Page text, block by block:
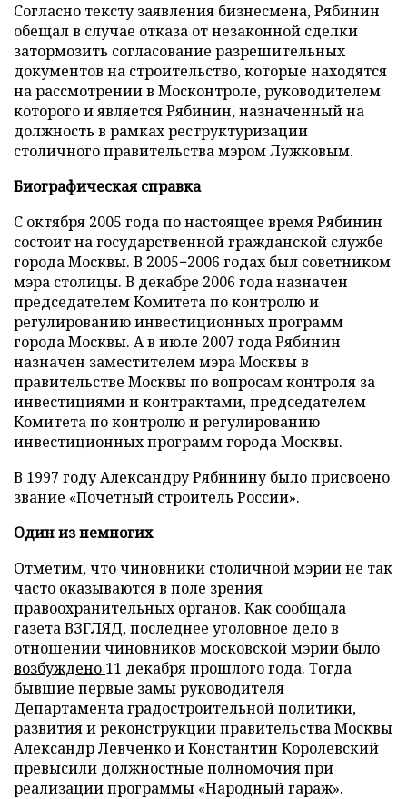
Согласно тексту заявления бизнесмена, Рябинин
обещал в случае отказа от незаконной сделки
затормозить согласование разрешительных
документов на строительство, которые находятся
на рассмотрении в Москонтроле, руководителем
которого и является Рябинин, назначенный на
должность в рамках реструктуризации
столичного правительства мэром Лужковым.
Биографическая справка
С октября 2005 года по настоящее время Рябинин
состоит на государственной гражданской службе
города Москвы. В 2005−2006 годах был советником
мэра столицы. В декабре 2006 года назначен
председателем Комитета по контролю и
регулированию инвестиционных программ
города Москвы. А в июле 2007 года Рябинин
назначен заместителем мэра Москвы в
правительстве Москвы по вопросам контроля за
инвестициями и контрактами, председателем
Комитета по контролю и регулированию
инвестиционных программ города Москвы.
В 1997 году Александру Рябинину было присвоено
звание «Почетный строитель России».
Один из немногих
Отметим, что чиновники столичной мэрии не так
часто оказываются в поле зрения
правоохранительных органов. Как сообщала
газета ВЗГЛЯД, последнее уголовное дело в
отношении чиновников московской мэрии было
возбуждено 11 декабря прошлого года. Тогда
бывшие первые замы руководителя
Департамента градостроительной политики,
развития и реконструкции правительства Москвы
Александр Левченко и Константин Королевский
превысили должностные полномочия при
реализации программы «Народный гараж».